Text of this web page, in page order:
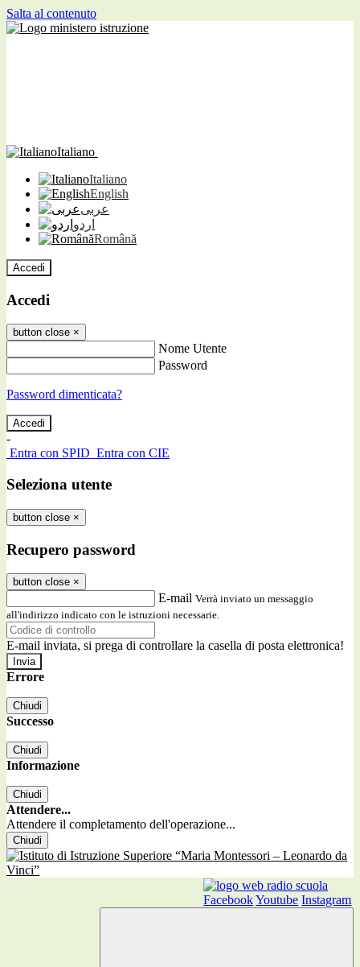
Salta al contenuto
Italiano
Italiano
English
عربى
اردو
Română
Accedi
Accedi
button close ×
Nome Utente
Password
Password dimenticata?
-
Entra con SPID Entra con CIE
Seleziona utente
button close ×
Recupero password
button close ×
E-mail Verrà inviato un messaggio
all'indirizzo indicato con le istruzioni necessarie.
E-mail inviata, si prega di controllare la casella di posta elettronica!
Errore
Chiudi
Successo
Chiudi
Informazione
Chiudi
Attendere...
Attendere il completamento dell'operazione...
Chiudi
FacebookYoutube Instagram